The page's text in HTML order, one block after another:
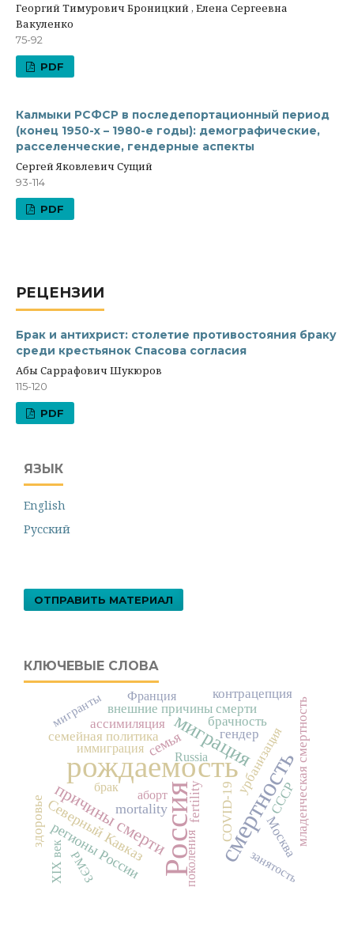
Георгий Тимурович Броницкий , Елена Сергеевна
Вакуленко
75-92
PDF
Калмыки РСФСР в последепортационный период
(конец 1950-х – 1980-е годы): демографические,
расселенческие, гендерные аспекты
Сергей Яковлевич Сущий
93-114
PDF
РЕЦЕНЗИИ
Брак и антихрист: столетие противостояния браку
среди крестьянок Спасова согласия
Абы Саррафович Шукюров
115-120
PDF
ЯЗЫК
English
Русский
ОТПРАВИТЬ МАТЕРИАЛ
КЛЮЧЕВЫЕ СЛОВА
Россия
рождаемостьсмертность
миграция
причины смерти
Северный Кавказ
mortality
регионы России
семья
семейная политика гендер
внешние причины смерти
fertility
урбанизация
Москва
брачность младенческая смертность
COVID-19
контрацепция
СССР
ассимиляция
здоровье
Франция
Russia
аборт
брак
занятость
РМЭЗ поколения
иммиграция
мигранты
XIX век